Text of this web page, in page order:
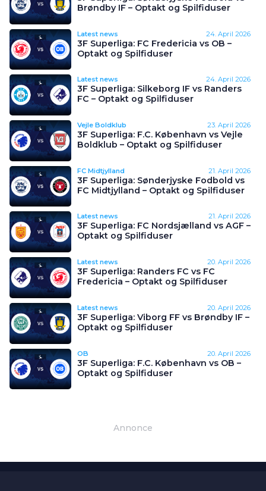
Brøndby IF – Optakt og Spilfiduser
Latest news 24. April 2026
3F Superliga: FC Fredericia vs OB –
Optakt og Spilfiduser
Latest news 24. April 2026
3F Superliga: Silkeborg IF vs Randers
FC – Optakt og Spilfiduser
Vejle Boldklub 23. April 2026
3F Superliga: F.C. København vs Vejle
Boldklub – Optakt og Spilfiduser
FC Midtjylland 21. April 2026
3F Superliga: Sønderjyske Fodbold vs
FC Midtjylland – Optakt og Spilfiduser
Latest news 21. April 2026
3F Superliga: FC Nordsjælland vs AGF –
Optakt og Spilfiduser
Latest news 20. April 2026
3F Superliga: Randers FC vs FC
Fredericia – Optakt og Spilfiduser
Latest news 20. April 2026
3F Superliga: Viborg FF vs Brøndby IF –
Optakt og Spilfiduser
OB 20. April 2026
3F Superliga: F.C. København vs OB –
Optakt og Spilfiduser
Annonce